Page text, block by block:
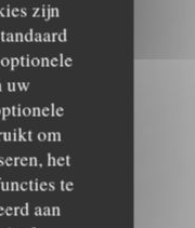
zijn
uw
om
het
te
aan